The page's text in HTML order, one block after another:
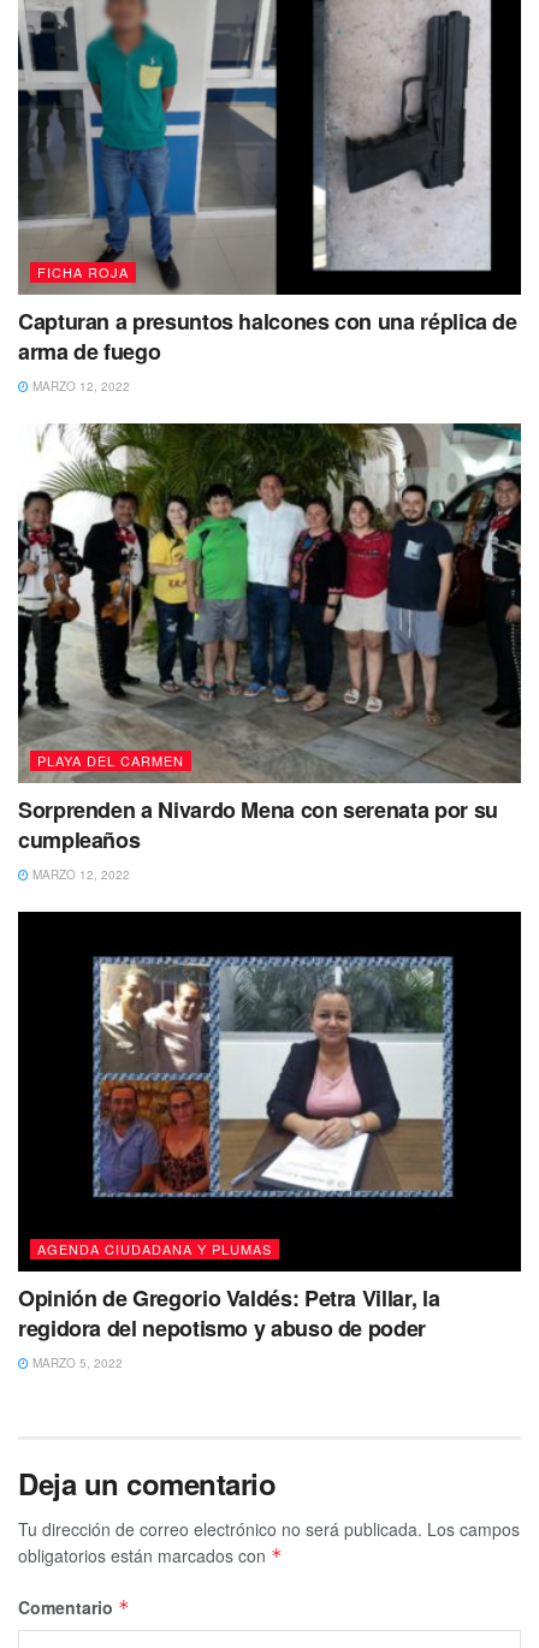
FICHA ROJA
Capturan a presuntos halcones con una réplica de
arma de fuego
MARZO 12, 2022
PLAYA DEL CARMEN
Sorprenden a Nivardo Mena con serenata por su
cumpleaños
MARZO 12, 2022
AGENDA CIUDADANA Y PLUMAS
Opinión de Gregorio Valdés: Petra Villar, la
regidora del nepotismo y abuso de poder
MARZO 5, 2022
Deja un comentario
Tu dirección de correo electrónico no será publicada. Los campos
obligatorios están marcados con *
Comentario *